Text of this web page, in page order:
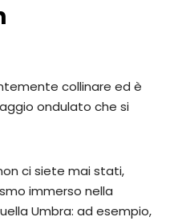
collinare ed è
ondulato che si
ci siete mai stati,
immerso nella
Umbra: ad esempio,